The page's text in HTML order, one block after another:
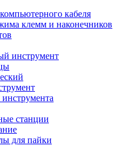
кабеля
клемм и наконечников
инструмент
станции
для пайки